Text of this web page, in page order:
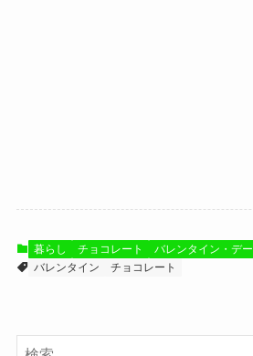
暮らし チョコレート
バレンタイン・デー
バレンタイン
チョコレート